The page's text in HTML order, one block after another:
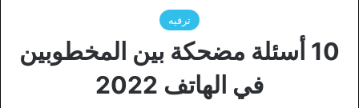
ترفيه
10 أسئلة مضحكة بين المخطوبين
في الهاتف 2022